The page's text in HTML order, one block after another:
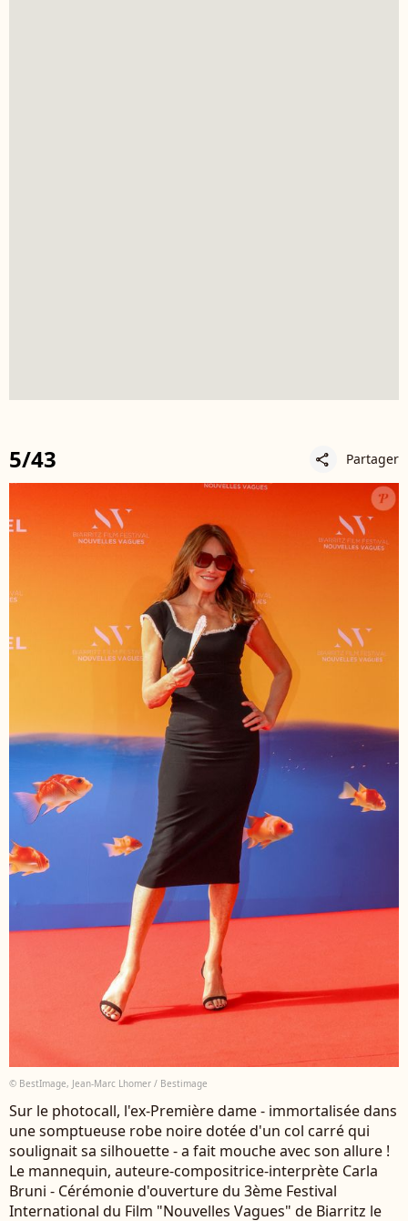
5/43 share Partager
© BestImage, Jean-Marc Lhomer / Bestimage
Sur le photocall, l'ex-Première dame - immortalisée dans
une somptueuse robe noire dotée d'un col carré qui
soulignait sa silhouette - a fait mouche avec son allure !
Le mannequin, auteure-compositrice-interprète Carla
Bruni - Cérémonie d'ouverture du 3ème Festival
International du Film "Nouvelles Vagues" de Biarritz le